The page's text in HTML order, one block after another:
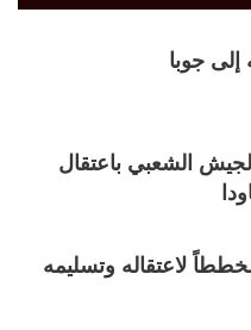
إلى جوبا
الشعبي باعتقال
لاعتقاله وتسليمه